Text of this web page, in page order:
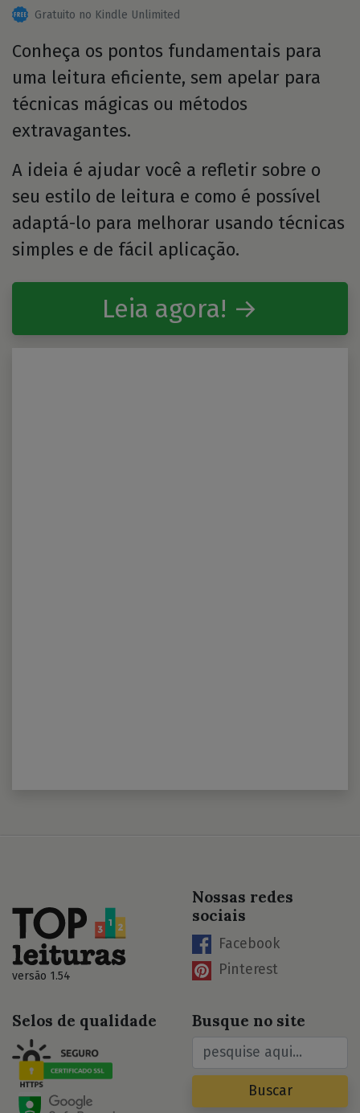
Gratuito no Kindle Unlimited
Conheça os pontos fundamentais para
uma leitura eficiente, sem apelar para
técnicas mágicas ou métodos
extravagantes.
A ideia é ajudar você a refletir sobre o
seu estilo de leitura e como é possível
adaptá-lo para melhorar usando técnicas
simples e de fácil aplicação.
Leia agora! →
versão 1.54
Nossas redes
sociais
Facebook
Pinterest
Selos de qualidade Busque no site
Buscar